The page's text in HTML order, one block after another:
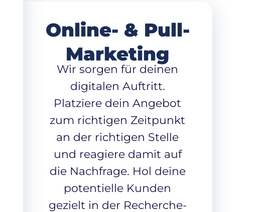
Online- & Pull-
Marketing
Wir sorgen für deinen
digitalen Auftritt.
Platziere dein Angebot
zum richtigen Zeitpunkt
an der richtigen Stelle
und reagiere damit auf
die Nachfrage. Hol deine
potentielle Kunden
gezielt in der Recherche-